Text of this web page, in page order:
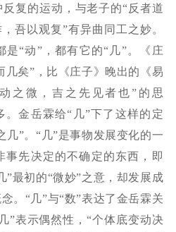
复的运动，与老子的“反者道
吾以观复”有异曲同工之妙。
是“动”，都有它的“几”。《庄
几矣”，比《庄子》晚出的《易
之微，吉之先见者也”的思
。金岳霖给“几”下了这样的定
几”。“几”是事物发展变化的一
事先决定的不确定的东西，即
”最初的“微妙”之意，却发展成
。“几”与“数”表达了金岳霖关
”表示偶然性，“个体底变动决